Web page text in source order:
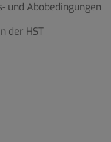
und Abobedingungen
der HST